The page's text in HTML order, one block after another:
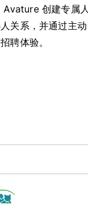
Avature 创建专属人
关系，并通过主动
聘体验。